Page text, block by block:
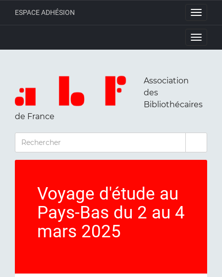
Toggle
ESPACE ADHÉSION
Toggle
Association
des
Bibliothécaires
de France
RECHERCHER
Voyage d'étude au
Pays-Bas du 2 au 4
mars 2025